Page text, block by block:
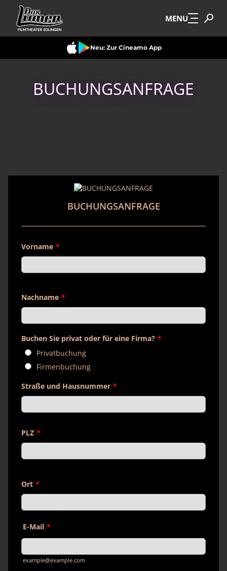
Zum Hauptinhalt springen MENU
Neu: Zur Cineamo App
BUCHUNGSANFRAGE